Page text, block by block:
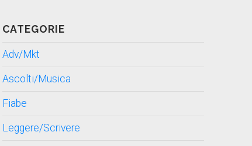
CATEGORIE
Adv/Mkt
Ascolti/Musica
Fiabe
Leggere/Scrivere